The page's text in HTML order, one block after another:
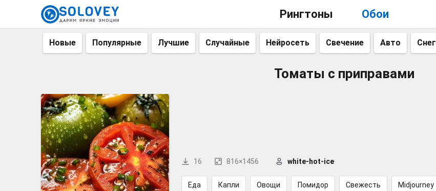
Рингтоны Обои
Новые Популярные Лучшие Случайные Нейросеть Свечение Авто Снег
Томаты с приправами
16 816×1456 white-hot-ice
Еда Капли Овощи Помидор Свежесть Midjourney